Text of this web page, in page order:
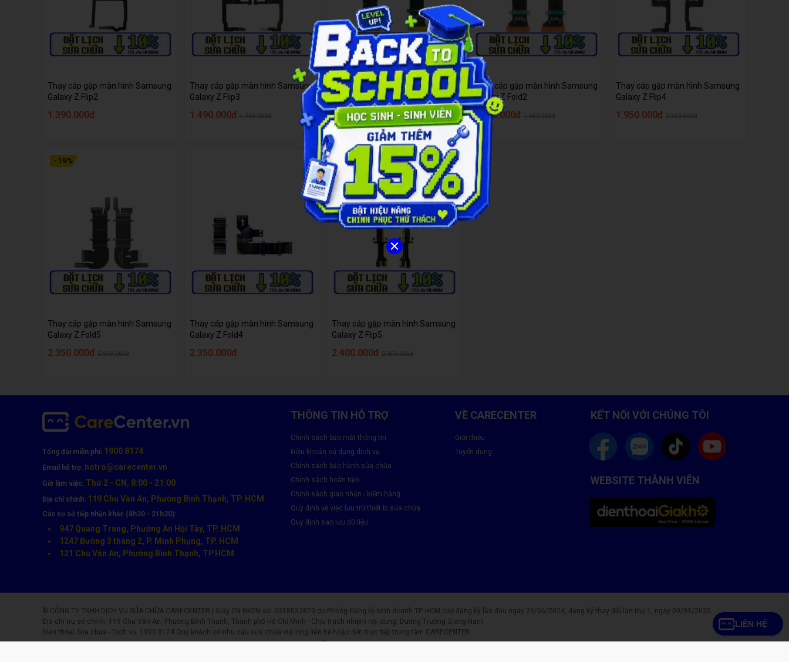
Thay cáp gập màn hình Samsung
Galaxy Z Flip2
1.390.000đ
Thay cáp gập màn hình Samsung
Galaxy Z Flip3
1.490.000đ
Thay cáp gập màn hình Samsung
Galaxy Z Fold3
1.690.000đ 2.190.000đ
Thay cáp gập màn hình Samsung
Galaxy Z Fold2
1.690.000đ
Thay cáp gập màn hình Samsung
Galaxy Z Flip4
1.950.000đ
- 19%
Thay cáp gập màn hình Samsung
Galaxy Z Fold5
2.350.000đ
Thay cáp gập màn hình Samsung
Galaxy Z Fold4
2.350.000đ
2%
Thay cáp gập màn hình Samsung
Galaxy Z Flip5
2.400.000đ
LIÊN HỆ
Tổng đài miễn phí: 1900 8174
Email hỗ trợ: hotro@carecenter.vn
Giờ làm việc: Thứ 2 - CN, 8:00 - 21:00
Địa chỉ chính: 119 Chu Văn An, Phường Bình Thạnh, TP. HCM
Các cơ sở tiếp nhận khác (8h30 - 21h30):
947 Quang Trung, Phường An Hội Tây, TP. HCM
1247 Đường 3 tháng 2, P. Minh Phụng, TP. HCM
121 Chu Văn An, Phường Bình Thạnh, TP.HCM
THÔNG TIN HỖ TRỢ
Chính sách bảo mật thông tin
Điều khoản sử dụng dịch vụ
Chính sách bảo hành sửa chữa
Chính sách hoàn tiền
Chính sách giao nhận - kiểm hàng
Quy định về việc lưu trữ thiết bị sửa chữa
Quy định sao lưu dữ liệu
VỀ CARECENTER
Giới thiệu
Tuyển dụng
KẾT NỐI VỚI CHÚNG TÔI
WEBSITE THÀNH VIÊN
© CÔNG TY TNHH DỊCH VỤ SỬA CHỮA CARECENTER | Giấy CN ĐKDN số: 0318532870 do Phòng Đăng ký kinh doanh TP. HCM cấp đăng ký lần đầu ngày 25/06/2024, đăng ký thay đổi lần thứ 1, ngày 09/01/2025
Địa chỉ trụ sở chính: 119 Chu Văn An, Phường Bình Thạnh, Thành phố Hồ Chí Minh - Chịu trách nhiệm nội dung: Dương Trường Giang Nam
Điện thoại Sửa chữa - Dịch vụ: 1900 8174 Quý khách có nhu cầu sửa chữa vui lòng liên hệ hoặc đến trực tiếp trung tâm CARECENTER